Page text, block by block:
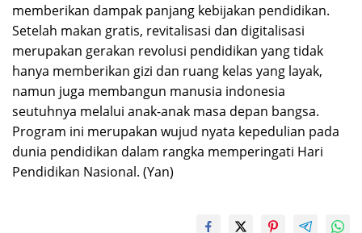
memberikan dampak panjang kebijakan pendidikan.
Setelah makan gratis, revitalisasi dan digitalisasi
merupakan gerakan revolusi pendidikan yang tidak
hanya memberikan gizi dan ruang kelas yang layak,
namun juga membangun manusia indonesia
seutuhnya melalui anak-anak masa depan bangsa.
Program ini merupakan wujud nyata kepedulian pada
dunia pendidikan dalam rangka memperingati Hari
Pendidikan Nasional. (Yan)